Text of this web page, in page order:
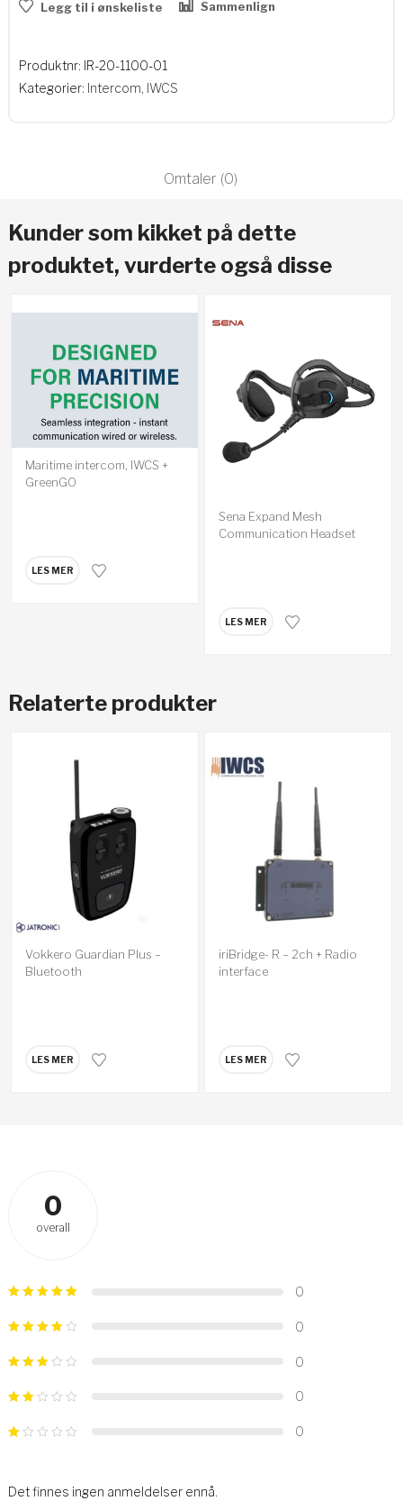
Legg til i ønskeliste Sammenlign
Produktnr: IR-20-1100-01
Kategorier: Intercom, IWCS
Omtaler (0)
Kunder som kikket på dette
produktet, vurderte også disse
Maritime intercom, IWCS +
GreenGO
LES MER
Sena Expand Mesh
Communication Headset
LES MER
Relaterte produkter
Vokkero Guardian Plus –
Bluetooth
LES MER
iriBridge- R – 2ch + Radio
interface
LES MER
0
overall
0
0
0
0
0
Det finnes ingen anmeldelser ennå.